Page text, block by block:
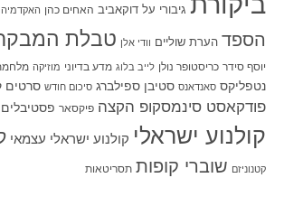
גיבורי על דוקאביב האחים כהן האקדמיה
הספד הערת שוליים וודי אלן טבלת
יוסף סידר כריסטופר נולן לייב בלוג מדע בדיוני מוזיקה
נטפליקס סאנדאנס סטיבן ספילברג סיכום חודש סרטים
פודקאסט סינמסקופ הקצה פיקסאר פסטיבלים
קולנוע ישראלי קולנוע ישראלי עצמאי
קטנוניזם שוברי קופות תסריטאות